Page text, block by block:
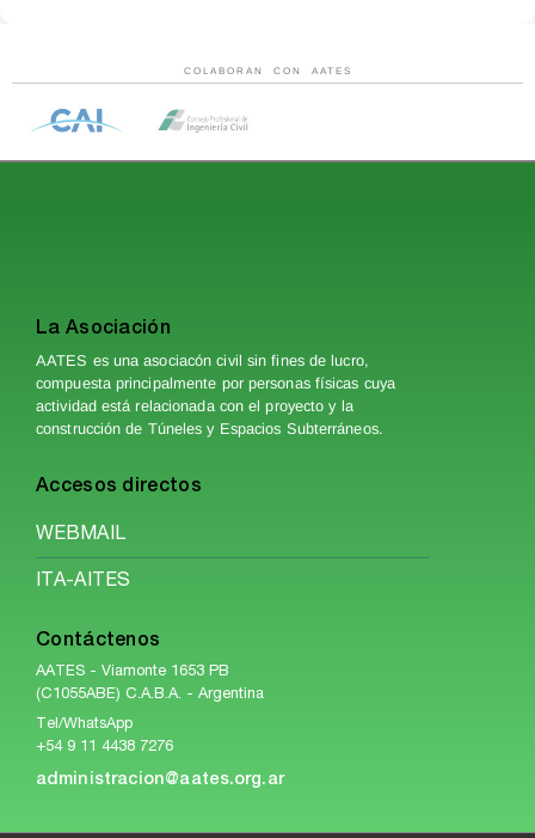
COLABORAN CON AATES
La Asociación
AATES es una asociacón civil sin fines de lucro,
compuesta principalmente por personas físicas cuya
actividad está relacionada con el proyecto y la
construcción de Túneles y Espacios Subterráneos.
Accesos directos
WEBMAIL
ITA-AITES
Contáctenos
AATES - Viamonte 1653 PB
(C1055ABE) C.A.B.A. - Argentina
Tel/WhatsApp
+54 9 11 4438 7276
administracion@aates.org.ar